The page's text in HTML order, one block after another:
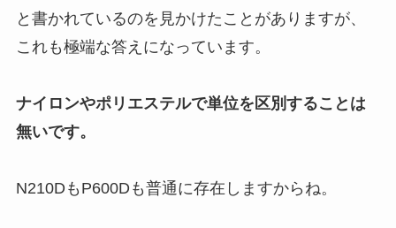
と書かれているのを見かけたことがありますが、
これも極端な答えになっています。
ナイロンやポリエステルで単位を区別することは
無いです。
N210DもP600Dも普通に存在しますからね。